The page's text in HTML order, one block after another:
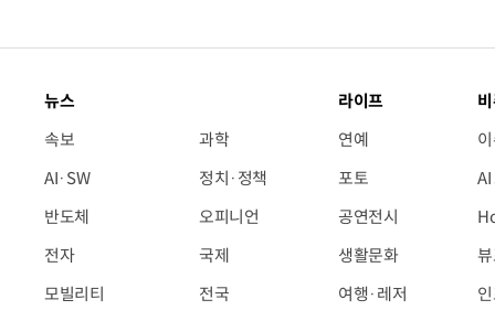
뉴스
속보
AI·SW
반도체
전자
모빌리티
과학
정치·정책
오피니언
국제
전국
라이프
연예
포토
공연전시
생활문화
여행·레저